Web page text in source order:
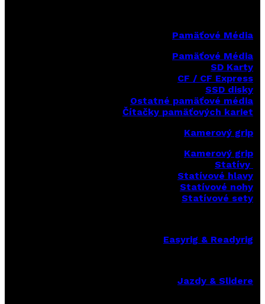
Pamäťové Média
Pamäťové Média
SD Karty
CF / CF Express
SSD disky
Ostatné pamäťové média
Čítačky pamäťových kariet
Kamerový grip
Kamerový grip
Statívy
Statívové hlavy
Statívové nohy
Statívové sety
Easyrig & Readyrig
Jazdy & Slidere